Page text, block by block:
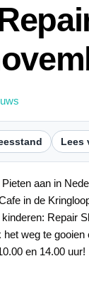
Lees
aan in
in de
Repair
weg te
en 14.00 uur!